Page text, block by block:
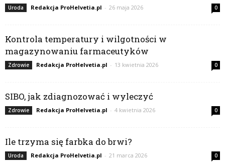
Uroda Redakcja ProHelvetia.pl - 26 maja 2026 0
Kontrola temperatury i wilgotności w
magazynowaniu farmaceutyków
Zdrowie Redakcja ProHelvetia.pl - 13 kwietnia 2026 0
SIBO, jak zdiagnozować i wyleczyć
Zdrowie Redakcja ProHelvetia.pl - 4 kwietnia 2026 0
Ile trzyma się farbka do brwi?
Uroda Redakcja ProHelvetia.pl - 21 marca 2026 0